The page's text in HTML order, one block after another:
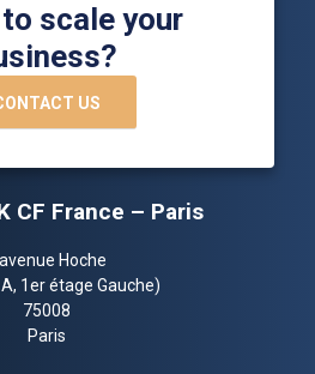
to scale your
US
CF France – Paris
Hoche
1er étage Gauche)
75008
Paris